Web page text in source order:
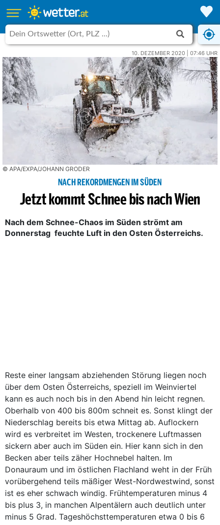
10. DEZEMBER 2020 | 07:46 UHR
© APA/EXPA/JOHANN GRODER
NACH REKORDMENGEN IM SÜDEN
Jetzt kommt Schnee bis nach Wien
Nach dem Schnee-Chaos im Süden strömt am
Donnerstag feuchte Luft in den Osten Österreichs.
Reste einer langsam abziehenden Störung liegen noch
über dem Osten Österreichs, speziell im Weinviertel
kann es auch noch bis in den Abend hin leicht regnen.
Oberhalb von 400 bis 800m schneit es. Sonst klingt der
Niederschlag bereits bis etwa Mittag ab. Auflockern
wird es verbreitet im Westen, trockenere Luftmassen
sickern aber auch im Süden ein. Hier kann sich in den
Becken aber teils zäher Hochnebel halten. Im
Donauraum und im östlichen Flachland weht in der Früh
vorübergehend teils mäßiger West-Nordwestwind, sonst
ist es eher schwach windig. Frühtemperaturen minus 4
bis plus 3, in manchen Alpentälern auch deutlich unter
minus 5 Grad. Tageshöchsttemperaturen etwa 0 bis 6